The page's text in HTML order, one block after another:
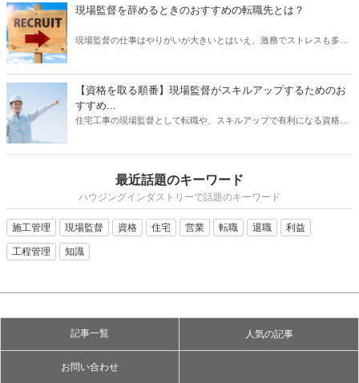
と表記）にそれぞれ入賞しましたことをお知らせいたします。
現場監督を辞めるときのおすすめの転職先とは？
現場監督の仕事はやりがいが大きいとはいえ、激務でストレスも多い
る動機になるでしょう。 では、現場監督から転職したいと思うとき、
どのような仕事を選ぶとよいでしょうか？ もちろんやりたい仕事があ
るならその業種への転職を目指すべきです。 しかし、何度も転職を重
【資格を取る順番】現場監督がスキルアップするためのお
すすめ...
住宅工事の現場監督として転職や、スキルアップで有利になる資格に
プにはしっかりとスケジュールを立て、勉強も効率化できる順番で受
けるのが望ましいです。それでは、資格を取るメリットから、どの資
格がを取るのが良いか、おすすめの順番についてご紹介いたします。
最近話題のキーワード
ハウジングインダストリーで話題のキーワード
施工管理 現場監督 資格 住宅 営業 転職 退職 利益
工程管理 知識
記事一覧 人気の記事
お問い合わせ